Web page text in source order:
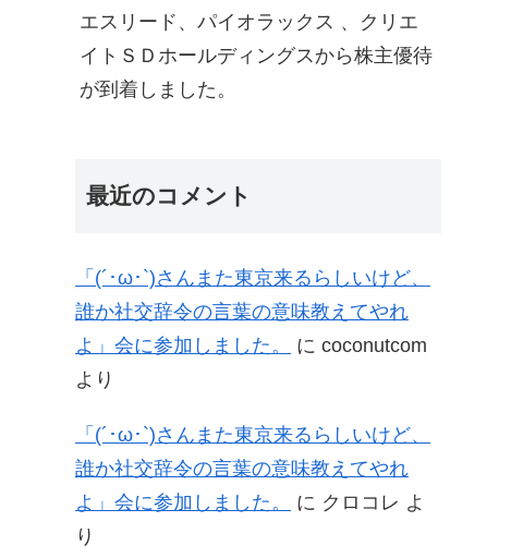
エスリード、パイオラックス 、クリエ
イトＳＤホールディングスから株主優待
が到着しました。
最近のコメント
「(´･ω･`)さんまた東京来るらしいけど、
誰か社交辞令の言葉の意味教えてやれ
よ」会に参加しました。
に coconutcom
より
「(´･ω･`)さんまた東京来るらしいけど、
誰か社交辞令の言葉の意味教えてやれ
よ」会に参加しました。
に クロコレ よ
り